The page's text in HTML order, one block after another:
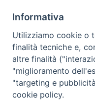
Fâ sagre
Informativa
Utilizziamo cookie o
finalità tecniche e,
altre finalità
"miglioramento
"targeting e
cookie policy.